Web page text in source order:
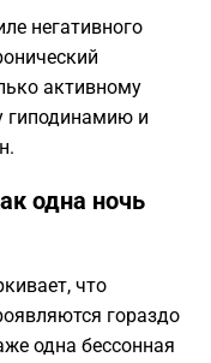
негативного
активному
гиподинамию и
одна ночь
что
гораздо
одна бессонная